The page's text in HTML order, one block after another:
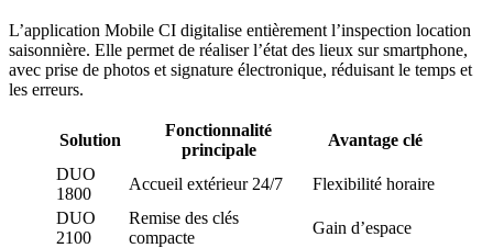
L’application Mobile CI digitalise entièrement l’inspection location
saisonnière. Elle permet de réaliser l’état des lieux sur smartphone,
avec prise de photos et signature électronique, réduisant le temps et
les erreurs.
Solution
Fonctionnalité
principale
Avantage clé
DUO
1800
Accueil extérieur 24/7
Flexibilité horaire
DUO
2100
Remise des clés
compacte
Gain d’espace